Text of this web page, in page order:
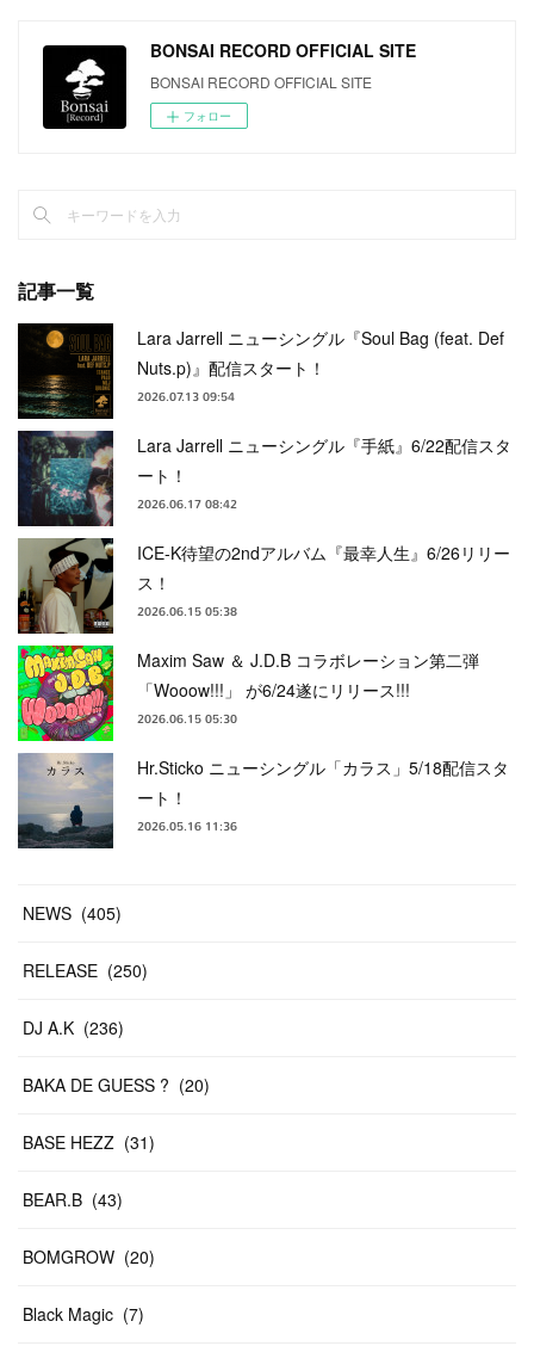
BONSAI RECORD OFFICIAL SITE
BONSAI RECORD OFFICIAL SITE
フォロー
記事一覧
Lara Jarrell ニューシングル『Soul Bag (feat. Def
Nuts.p)』配信スタート！
2026.07.13 09:54
Lara Jarrell ニューシングル『手紙』6/22配信スタ
ート！
2026.06.17 08:42
ICE-K待望の2ndアルバム『最幸人生』6/26リリー
ス！
2026.06.15 05:38
Maxim Saw ＆ J.D.B コラボレーション第二弾
「Wooow!!!」 が6/24遂にリリース!!!
2026.06.15 05:30
Hr.Sticko ニューシングル「カラス」5/18配信スタ
ート！
2026.05.16 11:36
NEWS (405)
RELEASE (250)
DJ A.K (236)
BAKA DE GUESS ? (20)
BASE HEZZ (31)
BEAR.B (43)
BOMGROW (20)
Black Magic (7)